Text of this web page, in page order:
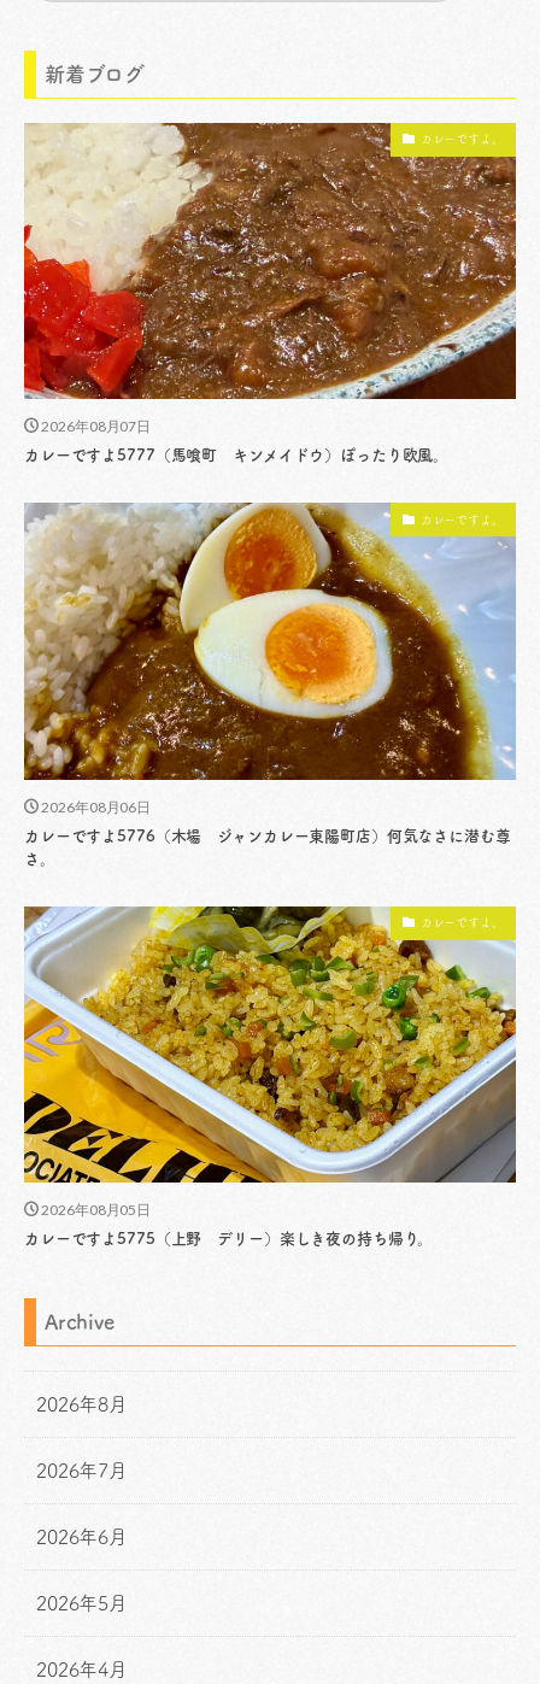
新着ブログ
カレーですよ。
2026年08月07日
カレーですよ5777（馬喰町 キンメイドウ）ぽったり欧風。
カレーですよ。
2026年08月06日
カレーですよ5776（木場 ジャンカレー東陽町店）何気なさに潜む尊
さ。
カレーですよ。
2026年08月05日
カレーですよ5775（上野 デリー）楽しき夜の持ち帰り。
Archive
2026年8月
2026年7月
2026年6月
2026年5月
2026年4月